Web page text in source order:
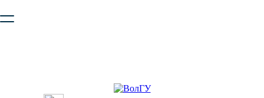
безопасную работу с сайтом. Пожалуйста